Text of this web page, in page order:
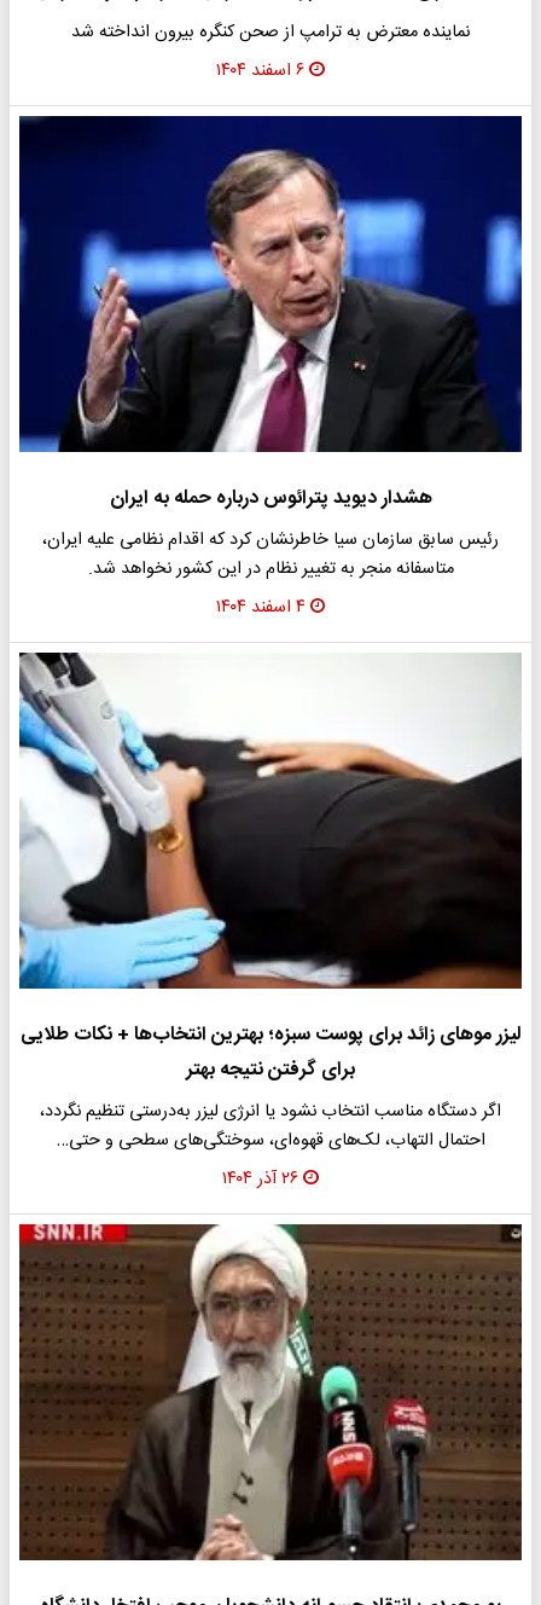
نماینده معترض به ترامپ از صحن کنگره بیرون انداخته شد
۶ اسفند ۱۴۰۴
هشدار دیوید پترائوس درباره حمله به ایران
رئیس سابق سازمان سیا خاطرنشان کرد که اقدام نظامی علیه ایران،
متاسفانه منجر به تغییر نظام در این کشور نخواهد شد.
۴ اسفند ۱۴۰۴
لیزر موهای زائد برای پوست سبزه؛ بهترین انتخاب‌ها + نکات طلایی
برای گرفتن نتیجه بهتر
اگر دستگاه مناسب انتخاب نشود یا انرژی لیزر به‌درستی تنظیم نگردد،
احتمال التهاب، لک‌های قهوه‌ای، سوختگی‌های سطحی و حتی…
۲۶ آذر ۱۴۰۴